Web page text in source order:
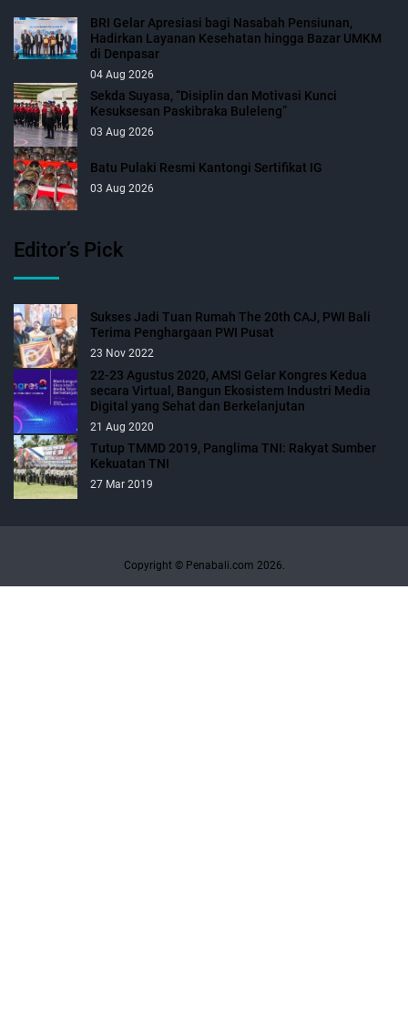
BRI Gelar Apresiasi bagi Nasabah Pensiunan,
Hadirkan Layanan Kesehatan hingga Bazar UMKM
di Denpasar
04 Aug 2026
Sekda Suyasa, “Disiplin dan Motivasi Kunci
Kesuksesan Paskibraka Buleleng”
03 Aug 2026
Batu Pulaki Resmi Kantongi Sertifikat IG
03 Aug 2026
Editor’s Pick
Sukses Jadi Tuan Rumah The 20th CAJ, PWI Bali
Terima Penghargaan PWI Pusat
23 Nov 2022
22-23 Agustus 2020, AMSI Gelar Kongres Kedua
secara Virtual, Bangun Ekosistem Industri Media
Digital yang Sehat dan Berkelanjutan
21 Aug 2020
Tutup TMMD 2019, Panglima TNI: Rakyat Sumber
Kekuatan TNI
27 Mar 2019
Copyright © Penabali.com 2026.